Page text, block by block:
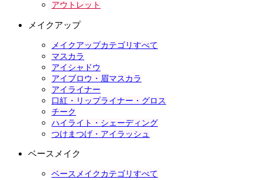
アウトレット
メイクアップ
メイクアップカテゴリすべて
マスカラ
アイシャドウ
アイブロウ・眉マスカラ
アイライナー
口紅・リップライナー・グロス
チーク
ハイライト・シェーディング
つけまつげ・アイラッシュ
ベースメイク
ベースメイクカテゴリすべて